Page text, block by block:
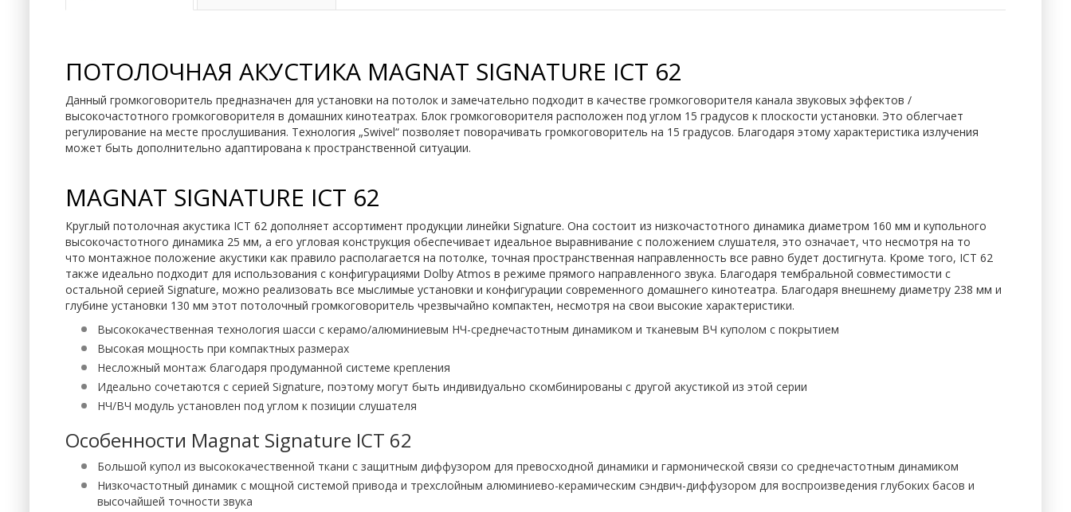
ПОТОЛОЧНАЯ АКУСТИКА MAGNAT SIGNATURE ICT 62
Данный громкоговоритель предназначен для установки на потолок и замечательно подходит в качестве громкоговорителя канала звуковых эффектов /
высокочастотного громкоговорителя в домашних кинотеатрах. Блок громкоговорителя расположен под углом 15 градусов к плоскости установки. Это облегчает
регулирование на месте прослушивания. Технология „Swivel“ позволяет поворачивать громкоговоритель на 15 градусов. Благодаря этому характеристика излучения
может быть дополнительно адаптирована к пространственной ситуации.
MAGNAT SIGNATURE ICT 62
Круглый потолочная акустика ICT 62 дополняет ассортимент продукции линейки Signature. Она состоит из низкочастотного динамика диаметром 160 мм и купольного
высокочастотного динамика 25 мм, а его угловая конструкция обеспечивает идеальное выравнивание с положением слушателя, это означает, что несмотря на то
что монтажное положение акустики как правило располагается на потолке, точная пространственная направленность все равно будет достигнута. Кроме того, ICT 62
также идеально подходит для использования с конфигурациями Dolby Atmos в режиме прямого направленного звука. Благодаря тембральной совместимости с
остальной серией Signature, можно реализовать все мыслимые установки и конфигурации современного домашнего кинотеатра. Благодаря внешнему диаметру 238 мм и
глубине установки 130 мм этот потолочный громкоговоритель чрезвычайно компактен, несмотря на свои высокие характеристики.
Высококачественная технология шасси с керамо/алюминиевым НЧ-среднечастотным динамиком и тканевым ВЧ куполом с покрытием
Высокая мощность при компактных размерах
Несложный монтаж благодаря продуманной системе крепления
Идеально сочетаются с серией Signature, поэтому могут быть индивидуально скомбинированы с другой акустикой из этой серии
НЧ/ВЧ модуль установлен под углом к ​​позиции слушателя
Особенности Magnat Signature ICT 62
Большой купол из высококачественной ткани с защитным диффузором для превосходной динамики и гармонической связи со среднечастотным динамиком
Низкочастотный динамик с мощной системой привода и трехслойным алюминиево-керамическим сэндвич-диффузором для воспроизведения глубоких басов и
высочайшей точности звука